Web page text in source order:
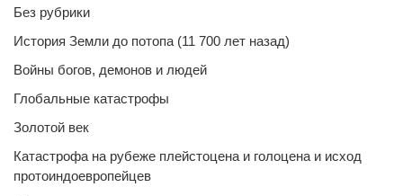
Без рубрики
История Земли до потопа (11 700 лет назад)
Войны богов, демонов и людей
Глобальные катастрофы
Золотой век
Катастрофа на рубеже плейстоцена и голоцена и исход
протоиндоевропейцев